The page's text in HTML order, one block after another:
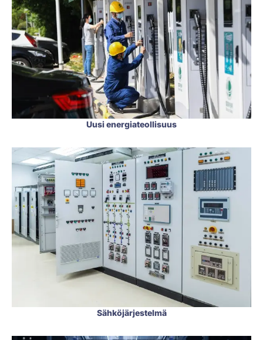
Uusi energiateollisuus
Sähköjärjestelmä